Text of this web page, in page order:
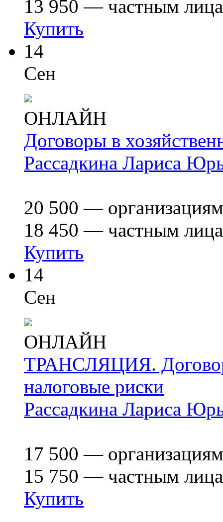
13 950— частным
Купить
14
Сен
ОНЛАЙН
Договоры в
Рассадкина Лариса
20 500— организациям
18 450— частным
Купить
14
Сен
ОНЛАЙН
ТРАНСЛЯЦИЯ.
налоговые риски
Рассадкина Лариса
17 500— организациям
15 750— частным
Купить